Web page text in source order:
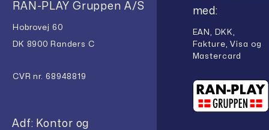
RAN-PLAY Gruppen A/S
Hobrovej 60
DK 8900 Randers C
CVR nr. 68948819
Adf: Kontor og
med:
EAN, DKK,
Fakture, Visa og
Mastercard